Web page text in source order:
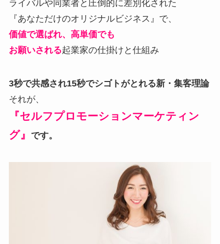
ライバルや同業者と圧倒的に差別化された
『あなただけのオリジナルビジネス』で、
価値で選ばれ、高単価でも
お願いされる起業家の仕掛けと仕組み
3秒で共感され15秒でシゴトがとれる新・集客理論
それが、
『セルフプロモーションマーケティン
グ』
です。